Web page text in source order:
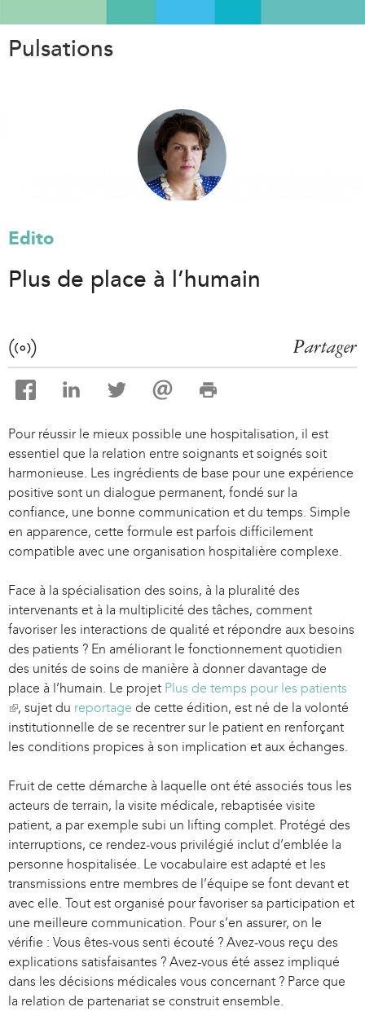
Pulsations
Edito
Plus de place à l’humain
Partager
Pour réussir le mieux possible une hospitalisation, il est
essentiel que la relation entre soignants et soignés soit
harmonieuse. Les ingrédients de base pour une expérience
positive sont un dialogue permanent, fondé sur la
confiance, une bonne communication et du temps. Simple
en apparence, cette formule est parfois difficilement
compatible avec une organisation hospitalière complexe.
Face à la spécialisation des soins, à la pluralité des
intervenants et à la multiplicité des tâches, comment
favoriser les interactions de qualité et répondre aux besoins
des patients ? En améliorant le fonctionnement quotidien
des unités de soins de manière à donner davantage de
place à l’humain. Le projet Plus de temps pour les patients
(
l
i
k
i
s
e
x
t
e
r
n
a
l
)
, sujet du reportage de cette édition, est né de la volonté
institutionnelle de se recentrer sur le patient en renforçant
les conditions propices à son implication et aux échanges.
Fruit de cette démarche à laquelle ont été associés tous les
acteurs de terrain, la visite médicale, rebaptisée visite
patient, a par exemple subi un lifting complet. Protégé des
interruptions, ce rendez-vous privilégié inclut d’emblée la
personne hospitalisée. Le vocabulaire est adapté et les
transmissions entre membres de l’équipe se font devant et
avec elle. Tout est organisé pour favoriser sa participation et
une meilleure communication. Pour s’en assurer, on le
vérifie : Vous êtes-vous senti écouté ? Avez-vous reçu des
explications satisfaisantes ? Avez-vous été assez impliqué
dans les décisions médicales vous concernant ? Parce que
la relation de partenariat se construit ensemble.